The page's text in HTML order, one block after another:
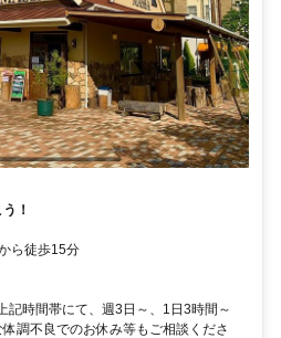
！
ら徒歩15分
記時間帯にて、週3日～、1日3時間～
調不良でのお休み等もご相談くださ